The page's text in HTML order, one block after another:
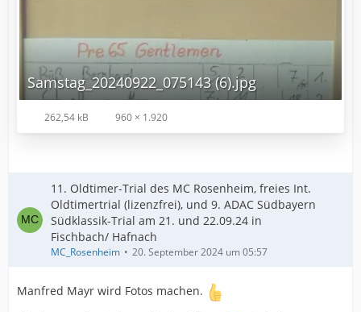
Samstag_20240922_075143 (6).jpg
262,54 kB 960 × 1.920
11. Oldtimer-Trial des MC Rosenheim, freies Int.
Oldtimertrial (lizenzfrei), und 9. ADAC Südbayern
Südklassik-Trial am 21. und 22.09.24 in
Fischbach/ Hafnach
MC_Rosenheim 20. September 2024 um 05:57
Manfred Mayr wird Fotos machen.